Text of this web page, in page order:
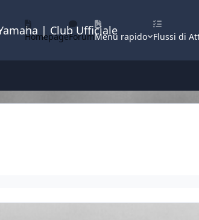
Yamaha | Club Ufficiale
HomepageForumMenu rapido Flussi di